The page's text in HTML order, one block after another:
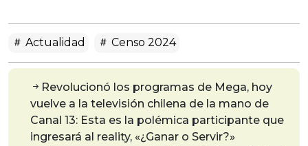
Actualidad Censo 2024
Revolucionó los programas de Mega, hoy
vuelve a la televisión chilena de la mano de
Canal 13: Esta es la polémica participante que
ingresará al reality, «¿Ganar o Servir?»